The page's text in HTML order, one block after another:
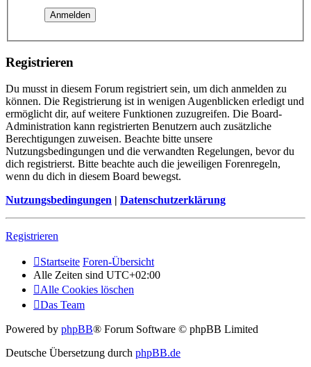
Registrieren
Du musst in diesem Forum registriert sein, um dich anmelden zu
können. Die Registrierung ist in wenigen Augenblicken erledigt und
ermöglicht dir, auf weitere Funktionen zuzugreifen. Die Board-
Administration kann registrierten Benutzern auch zusätzliche
Berechtigungen zuweisen. Beachte bitte unsere
Nutzungsbedingungen und die verwandten Regelungen, bevor du
dich registrierst. Bitte beachte auch die jeweiligen Forenregeln,
wenn du dich in diesem Board bewegst.
Nutzungsbedingungen | Datenschutzerklärung
Registrieren
Startseite Foren-Übersicht
Alle Zeiten sind UTC+02:00
Alle Cookies löschen
Das Team
Powered by phpBB® Forum Software © phpBB Limited
Deutsche Übersetzung durch phpBB.de